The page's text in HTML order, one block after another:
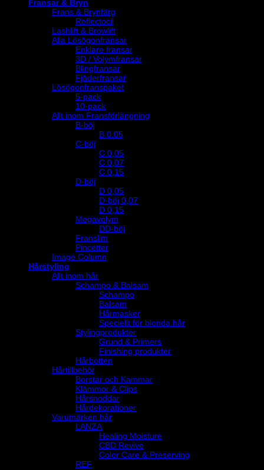
Fransar & Bryn
Frans & Brynfärg
Reflectocil
Lashlift & Browlift
Alla Lösögonfransar
Enklare fransar
3D / Volymfransar
Blingfransar
Fjäderfransar
Lösögonfranspaket
5-pack
10-pack
Allt inom Fransförlängning
B-böj
B 0.05
C-böj
C 0,05
C 0,07
C 0,15
D-böj
D 0,05
D-böj 0,07
D 0,15
Megavolym
DD-böj
Franslim
Pincetter
Image Column
Hårstyling
Allt inom hår
Schampo & Balsam
Schampo
Balsam
Hårmasker
Speciellt för blonda hår
Stylingprodukter
Grund & Primers
Finishing produkter
Hårbotten
Hårtillbehör
Borstar och Kammar
Klämmor & Clips
Hårsnoddar
Hårdekorationer
Varumärken hår
LANZA
Healing Moisture
CBD Revive
Color Care & Preserving
REF